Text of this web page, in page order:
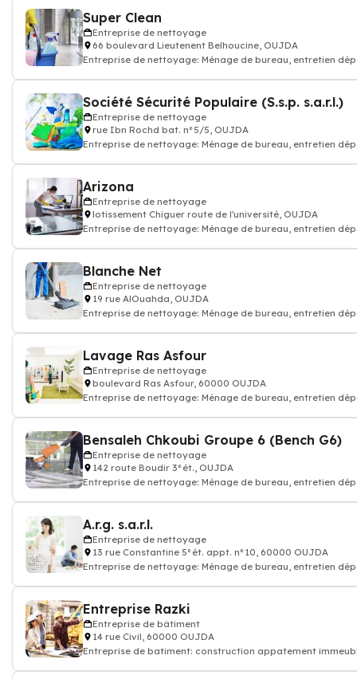
Super Clean
Entreprise de nettoyage
66 boulevard Lieutenent Belhoucine, OUJDA
Entreprise de nettoyage: Ménage de bureau, entretien
Société Sécurité Populaire (S.s.p. s.a.r.l.)
Entreprise de nettoyage
rue Ibn Rochd bat. n°5/5, OUJDA
Entreprise de nettoyage: Ménage de bureau, entretien
Arizona
Entreprise de nettoyage
lotissement Chiguer route de l'université, OUJDA
Entreprise de nettoyage: Ménage de bureau, entretien
Blanche Net
Entreprise de nettoyage
19 rue AlOuahda, OUJDA
Entreprise de nettoyage: Ménage de bureau, entretien
Lavage Ras Asfour
Entreprise de nettoyage
boulevard Ras Asfour, 60000 OUJDA
Entreprise de nettoyage: Ménage de bureau, entretien
Bensaleh Chkoubi Groupe 6 (Bench G6)
Entreprise de nettoyage
142 route Boudir 3°ét., OUJDA
Entreprise de nettoyage: Ménage de bureau, entretien
A.r.g. s.a.r.l.
Entreprise de nettoyage
13 rue Constantine 5°ét. appt. n°10, 60000 OUJDA
Entreprise de nettoyage: Ménage de bureau, entretien
Entreprise Razki
Entreprise de bâtiment
14 rue Civil, 60000 OUJDA
Entreprise de batiment: construction appatement